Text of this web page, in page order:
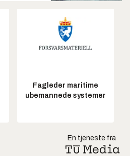
Fagleder maritime
ubemannede systemer
En tjeneste fra